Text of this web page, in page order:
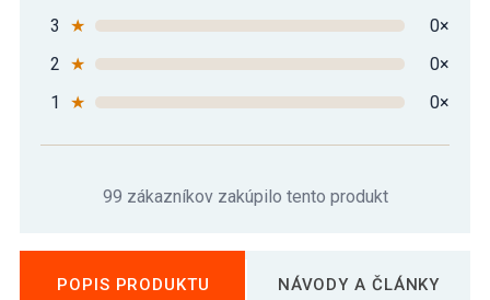
3
★
0×
2 ★
0×
1
★ 0×
99 zákazníkov zakúpilo tento produkt
POPIS PRODUKTU NÁVODY A ČLÁNKY